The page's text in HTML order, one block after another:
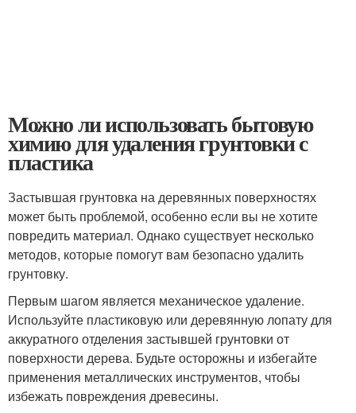
Можно ли использовать бытовую
химию для удаления грунтовки с
пластика
Застывшая грунтовка на деревянных поверхностях
может быть проблемой, особенно если вы не хотите
повредить материал. Однако существует несколько
методов, которые помогут вам безопасно удалить
грунтовку.
Первым шагом является механическое удаление.
Используйте пластиковую или деревянную лопату для
аккуратного отделения застывшей грунтовки от
поверхности дерева. Будьте осторожны и избегайте
применения металлических инструментов, чтобы
избежать повреждения древесины.